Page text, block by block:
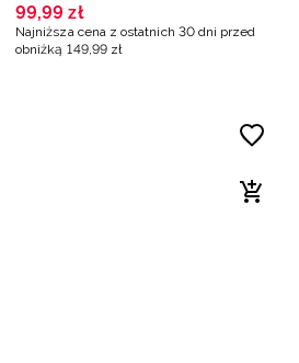
99,99 zł
Najniższa cena z ostatnich 30 dni przed
obniżką 149,99 zł